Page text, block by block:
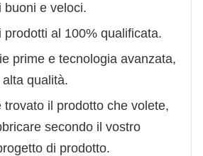
buoni e veloci.
prodotti al 100% qualificata.
prime e tecnologia avanzata,
qualità.
trovato il prodotto che volete,
secondo il vostro
di prodotto.